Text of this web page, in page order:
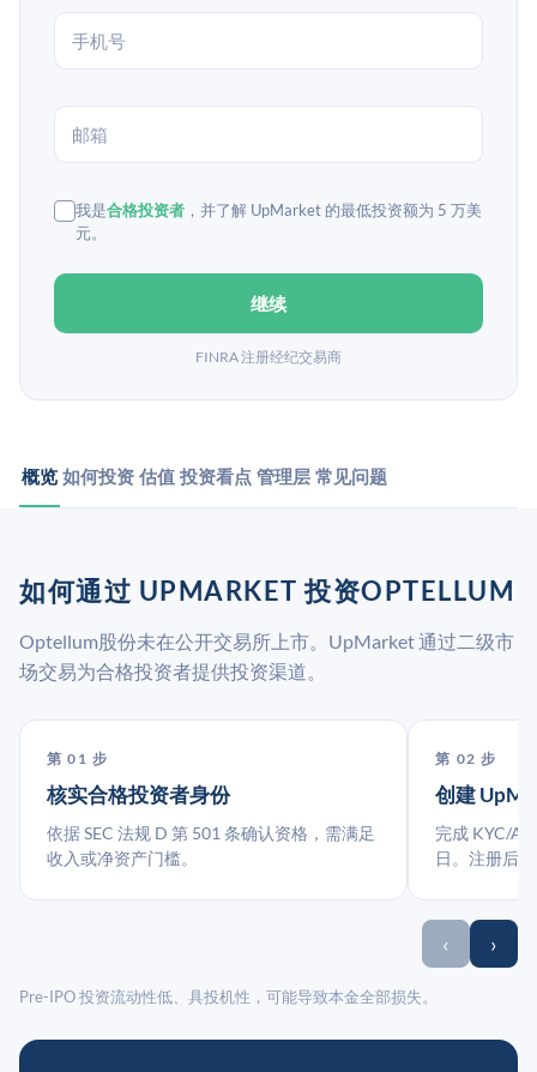
我是合格投资者 ，并了解 UpMarket 的最低投资额为 5 万美
元。
继续
FINRA 注册经纪交易商
概览 如何投资 估值 投资看点 管理层 常见问题
如何通过 UPMARKET 投资OPTELLUM
Optellum股份未在公开交易所上市。UpMarket 通过二级市
场交易为合格投资者提供投资渠道。
第 01 步
核实合格投资者身份
依据 SEC 法规 D 第 501 条确认资格，需满足
收入或净资产门槛。
第 02 步
创建
完成 KYC/
日。注册后
‹ ›
Pre-IPO 投资流动性低、具投机性，可能导致本金全部损失。